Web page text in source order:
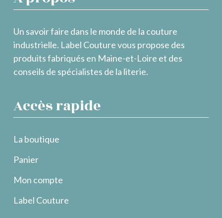
Un savoir faire dans le monde de la couture
industrielle. Label Couture vous propose des
produits fabriqués en Maine-et-Loire et des
conseils de spécialistes de la literie.
Accès rapide
La boutique
Panier
Mon compte
Label Couture